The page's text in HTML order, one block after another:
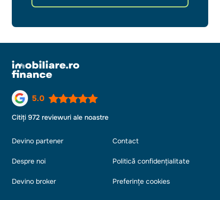
5.0
Citiți 972 reviewuri ale noastre
Devino partener
Despre noi
Devino broker
Contact
Politică confidențialitate
Preferințe cookies